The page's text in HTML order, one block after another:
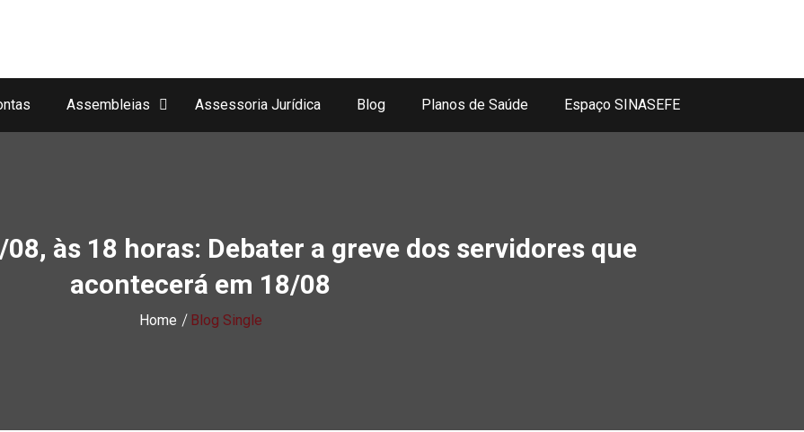
Assembleias Assessoria Jurídica Blog Planos de Saúde Espaço SINASEFE
às 18 horas: Debater a greve dos servidores que
acontecerá em 18/08
Home Blog Single